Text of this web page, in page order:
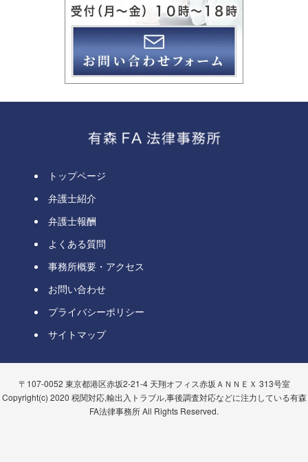
トップページ
弁護士紹介
弁護士報酬
よくある質問
事務所概要・アクセス
お問い合わせ
プライバシーポリシー
サイトマップ
〒107-0052 東京都港区赤坂2-21-4 天翔オフィス赤坂ＡＮＮＥＸ 313号室
Copyright(c) 2020 税関対応,輸出入トラブル,事後調査対応などに注力している有森
FA法律事務所 All Rights Reserved.